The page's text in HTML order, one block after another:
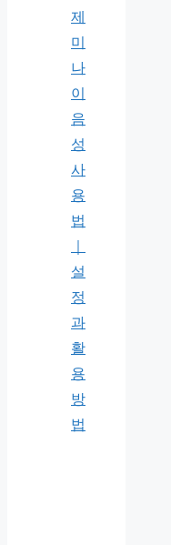
제
미
나
이
음
성
사
용
법
설
정
과
활
용
방
법